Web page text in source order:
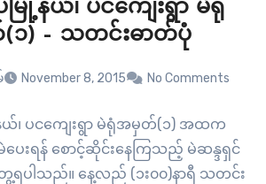
ြို့နယ်၊ ပငကျေးရွာ မဲရုံ
) – သတင်းဓာတ်ပုံ
November 8, 2015 No Comments
၊ ပငကျေးရွာ မဲရုံအမှတ်(၁) အထက
ေးရန် စောင့်ဆိုင်းနေကြသည့် မဲဆန္ဒရှင်
ေ့ရပါသည်။ နေ့လည် (၁း၀၀)နာရီ သတင်း